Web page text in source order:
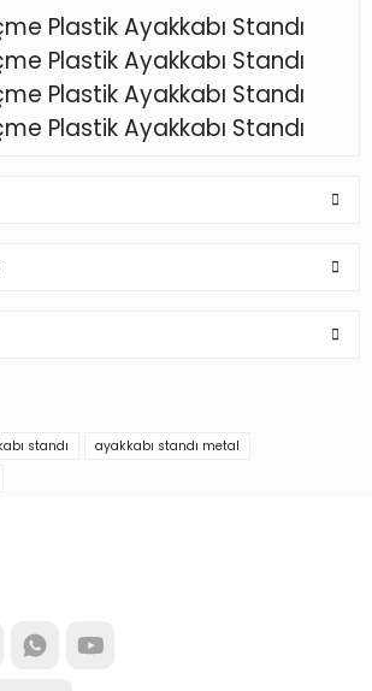
Plastik Ayakkabı Standı
Plastik Ayakkabı Standı
Plastik Ayakkabı Standı
Plastik Ayakkabı Standı
standı
ayakkabı standı metal